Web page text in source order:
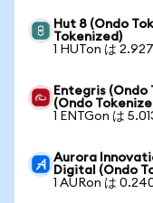
Hut 8 (Ondo
Tokenized)
1 HUTon は
Entegris (Ondo
(Ondo
1 ENTGon は
Aurora
Digital (Ondo
1 AURon は